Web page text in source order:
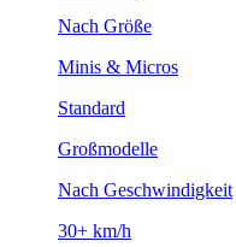
Nach Größe
Minis & Micros
Standard
Großmodelle
Nach Geschwindigkeit
30+ km/h